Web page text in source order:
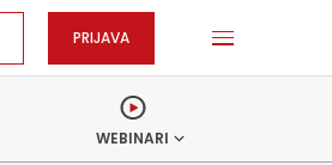
PRIJAVA
WEBINARI